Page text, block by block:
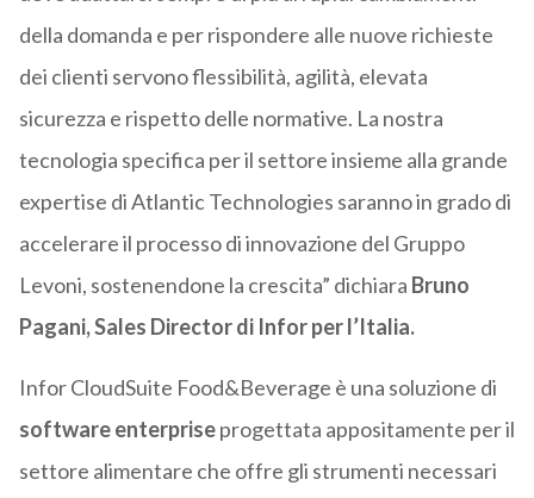
della domanda e per rispondere alle nuove richieste
dei clienti servono flessibilità, agilità, elevata
sicurezza e rispetto delle normative. La nostra
tecnologia specifica per il settore insieme alla grande
expertise di Atlantic Technologies saranno in grado di
accelerare il processo di innovazione del Gruppo
Levoni, sostenendone la crescita” dichiara Bruno
Pagani, Sales Director di Infor per l’Italia.
Infor CloudSuite Food&Beverage è una soluzione di
software enterpriseprogettata appositamente per il
settore alimentare che offre gli strumenti necessari